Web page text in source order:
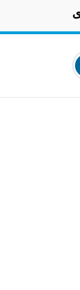
و
Submit